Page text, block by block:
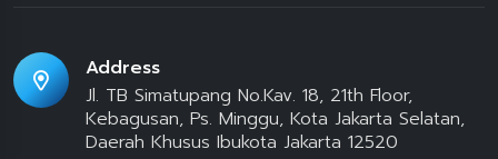
Address
Jl. TB Simatupang No.Kav. 18, 21th Floor,
Kebagusan, Ps. Minggu, Kota Jakarta Selatan,
Daerah Khusus Ibukota Jakarta 12520